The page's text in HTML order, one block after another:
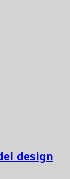
design